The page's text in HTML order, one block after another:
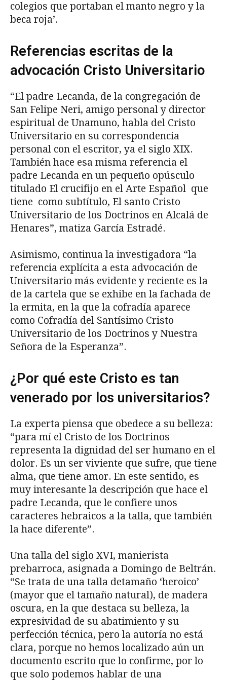
colegios que portaban el manto negro y la
beca roja’.
Referencias escritas de la
advocación Cristo Universitario
“El padre Lecanda, de la congregación de
San Felipe Neri, amigo personal y director
espiritual de Unamuno, habla del Cristo
Universitario en su correspondencia
personal con el escritor, ya el siglo XIX.
También hace esa misma referencia el
padre Lecanda en un pequeño opúsculo
titulado El crucifijo en el Arte Español que
tiene como subtítulo, El santo Cristo
Universitario de los Doctrinos en Alcalá de
Henares”, matiza García Estradé.
Asimismo, continua la investigadora “la
referencia explícita a esta advocación de
Universitario más evidente y reciente es la
de la cartela que se exhibe en la fachada de
la ermita, en la que la cofradía aparece
como Cofradía del Santísimo Cristo
Universitario de los Doctrinos y Nuestra
Señora de la Esperanza”.
¿Por qué este Cristo es tan
venerado por los universitarios?
La experta piensa que obedece a su belleza:
“para mí el Cristo de los Doctrinos
representa la dignidad del ser humano en el
dolor. Es un ser viviente que sufre, que tiene
alma, que tiene amor. En este sentido, es
muy interesante la descripción que hace el
padre Lecanda, que le confiere unos
caracteres hebraicos a la talla, que también
la hace diferente”.
Una talla del siglo XVI, manierista
prebarroca, asignada a Domingo de Beltrán.
“Se trata de una talla detamaño ‘heroico’
(mayor que el tamaño natural), de madera
oscura, en la que destaca su belleza, la
expresividad de su abatimiento y su
perfección técnica, pero la autoría no está
clara, porque no hemos localizado aún un
documento escrito que lo confirme, por lo
que solo podemos hablar de una